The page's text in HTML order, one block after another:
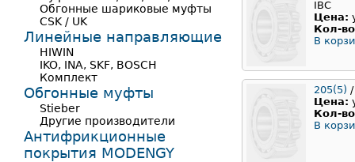
IBC
Цена:
Кол-
В
205(5)
Цена:
Кол-
В
Обгонные шариковые муфты
CSK / UK
Линейные направляющие
HIWIN
IKO, INA, SKF, BOSCH
Комплект
Обгонные муфты
Stieber
Другие производители
Антифрикционные
покрытия MODENGY